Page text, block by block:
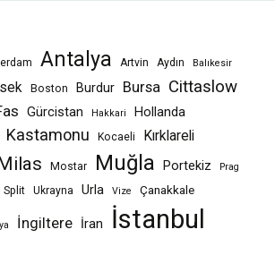
Antalya Artvin Aydın Balıkesir
Boston Burdur Bursa Cittaslow
Gürcistan Hakkari
Hollanda
Kastamonu Kocaeli
Kırklareli
Mostar Muğla Portekiz Prag
Split Ukrayna Urla Vize Çanakkale
İngiltere İran İstanbul